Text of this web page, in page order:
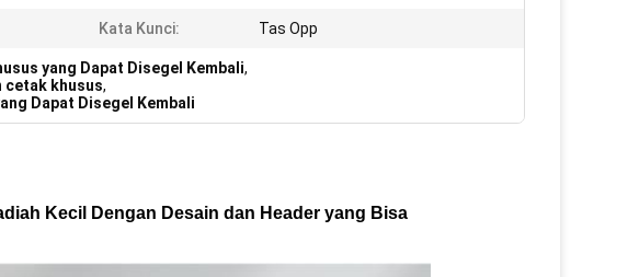
Kata Kunci: Tas Opp
yang Dapat Disegel Kembali,
cetak khusus,
Dapat Disegel Kembali
Kecil Dengan Desain dan Header yang Bisa